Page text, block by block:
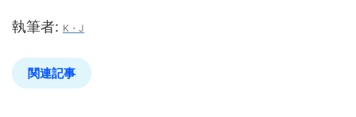
執筆者: K・J
関連記事